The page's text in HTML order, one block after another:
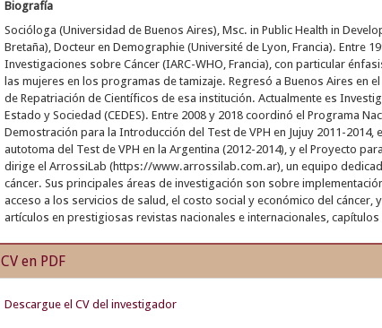
Biografía
Socióloga (Universidad de Buenos Aires), Msc. in Public Health in
Bretaña), Docteur en Demographie (Université de Lyon, Francia). Entre
Investigaciones sobre Cáncer (IARC-WHO, Francia), con particular
las mujeres en los programas de tamizaje. Regresó a Buenos Aires en
de Repatriación de Científicos de esa institución. Actualmente es
Estado y Sociedad (CEDES). Entre 2008 y 2018 coordinó el Programa
Demostración para la Introducción del Test de VPH en Jujuy 2011-
autotoma del Test de VPH en la Argentina (2012-2014), y el Proyecto
dirige el ArrossiLab (https://www.arrossilab.com.ar), un equipo
cáncer. Sus principales áreas de investigación son sobre
acceso a los servicios de salud, el costo social y económico del
artículos en prestigiosas revistas nacionales e internacionales,
CV en PDF
Descargue el CV del investigador